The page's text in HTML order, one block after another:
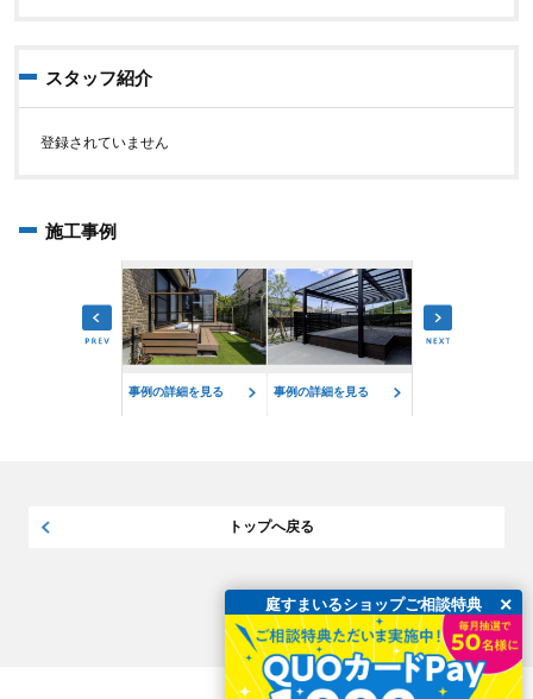
スタッフ紹介
登録されていません
施工事例
事例の詳細を見る 事例の詳細を見る
トップへ戻る
×
庭すまいるショップご相談特典